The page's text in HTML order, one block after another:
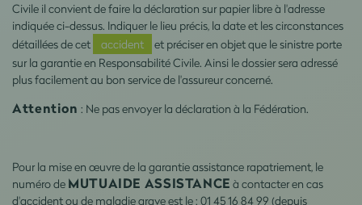
Civile il convient de faire la déclaration sur papier libre à l'adresse
indiquée ci-dessus. Indiquer le lieu précis, la date et les circonstances
détaillées de cet
accident
et préciser en objet que le sinistre porte
sur la garantie en Responsabilité Civile. Ainsi le dossier sera adressé
plus facilement au bon service de l'assureur concerné.
Attention : Ne pas envoyer la déclaration à la Fédération.
Pour la mise en œuvre de la garantie assistance rapatriement, le
numéro de MUTUAIDE ASSISTANCE à contacter en cas
d'accident ou de maladie grave est le : 01 45 16 84 99 (depuis